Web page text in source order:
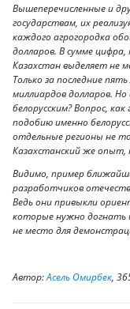
Вышеперечисленные и
государствам, их
каждого агрогородка
долларов. В сумме цифра,
Казахстан выделяет не
Только за последние
миллиардов долларов.
белорусским? Вопрос,
подобию именно
отдельные регионы не
Казахстанский же опыт,
Видимо, пример
разработчиков
Ведь они привыкли
которые нужно догнать
не место для
Автор:Асель Омирбек,